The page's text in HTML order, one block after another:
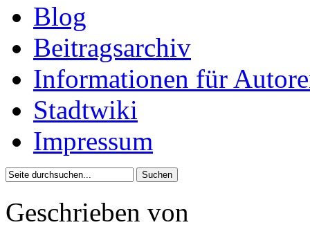
Blog
Beitragsarchiv
Informationen für
Stadtwiki
Impressum
Geschrieben von